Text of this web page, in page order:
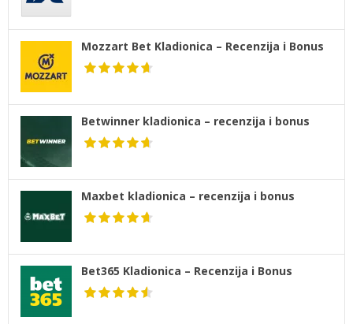
Mozzart Bet Kladionica – Recenzija i Bonus
Betwinner kladionica – recenzija i bonus
Maxbet kladionica – recenzija i bonus
Bet365 Kladionica – Recenzija i Bonus